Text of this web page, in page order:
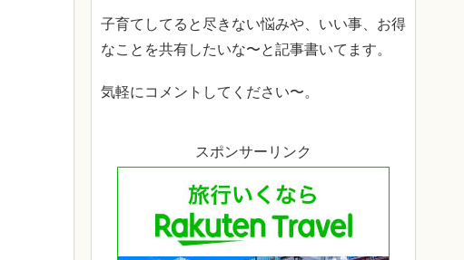
子育てしてると尽きない悩みや、いい事、お得
なことを共有したいな〜と記事書いてます。
気軽にコメントしてください〜。
スポンサーリンク